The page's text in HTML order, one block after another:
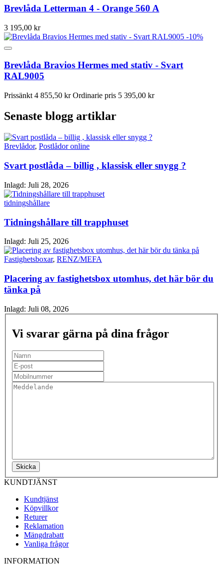
Brevlåda Letterman 4 - Orange 560 A
3 195,00 kr
-10%
Brevlåda Bravios Hermes med stativ - Svart
RAL9005
Prissänkt 4 855,50 kr Ordinarie pris 5 395,00 kr
Senaste blogg artiklar
Brevlådor, Postlådor online
Svart postlåda – billig , klassisk eller snygg ?
Inlagd: Juli 28, 2026
tidningshållare
Tidningshållare till trapphuset
Inlagd: Juli 25, 2026
Fastighetsboxar, RENZ/MEFA
Placering av fastighetsbox utomhus, det här bör du
tänka på
Inlagd: Juli 08, 2026
Vi svarar gärna på dina frågor
Skicka
KUNDTJÄNST
Kundtjänst
Köpvillkor
Returer
Reklamation
Mängdrabatt
Vanliga frågor
INFORMATION